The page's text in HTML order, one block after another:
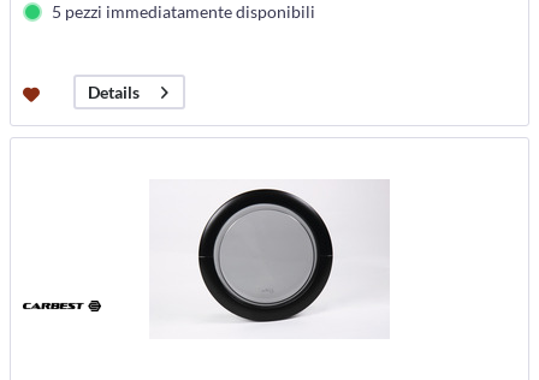
5 pezzi immediatamente disponibili
Details